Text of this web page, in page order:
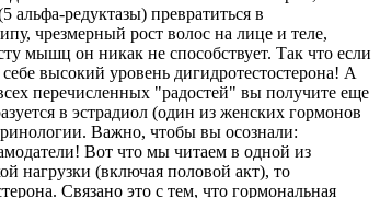
редуктазы) превратиться в
чрезмерный рост волос на лице и теле,
мышц он никак не способствует. Так что если
высокий уровень дигидротестостерона! А
перечисленных "радостей" вы получите еще
в эстрадиол (один из женских гормонов
Важно, чтобы вы осознали:
Вот что мы читаем в одной из
нагрузки (включая половой акт), то
Связано это с тем, что гормональная